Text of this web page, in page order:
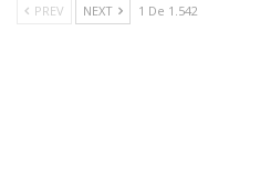
PREV NEXT 1 De 1.542